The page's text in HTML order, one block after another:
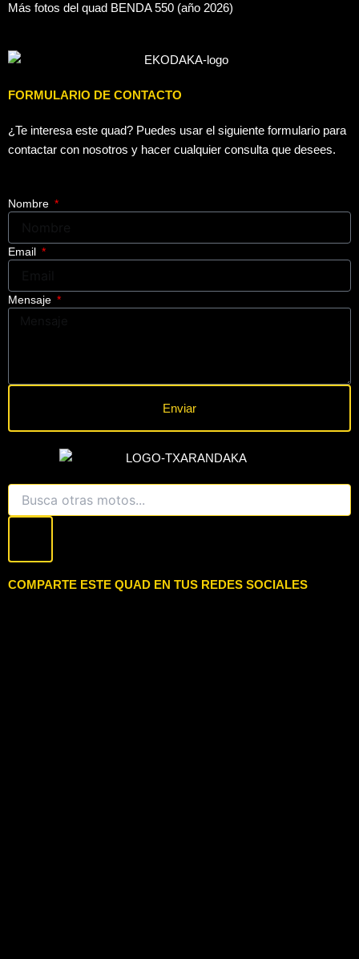
Más fotos del quad BENDA 550 (año 2026)
FORMULARIO DE CONTACTO
¿Te interesa este quad? Puedes usar el siguiente formulario para
contactar con nosotros y hacer cualquier consulta que desees.
Nombre
Email
Mensaje
Enviar
Search
COMPARTE ESTE QUAD EN TUS REDES SOCIALES